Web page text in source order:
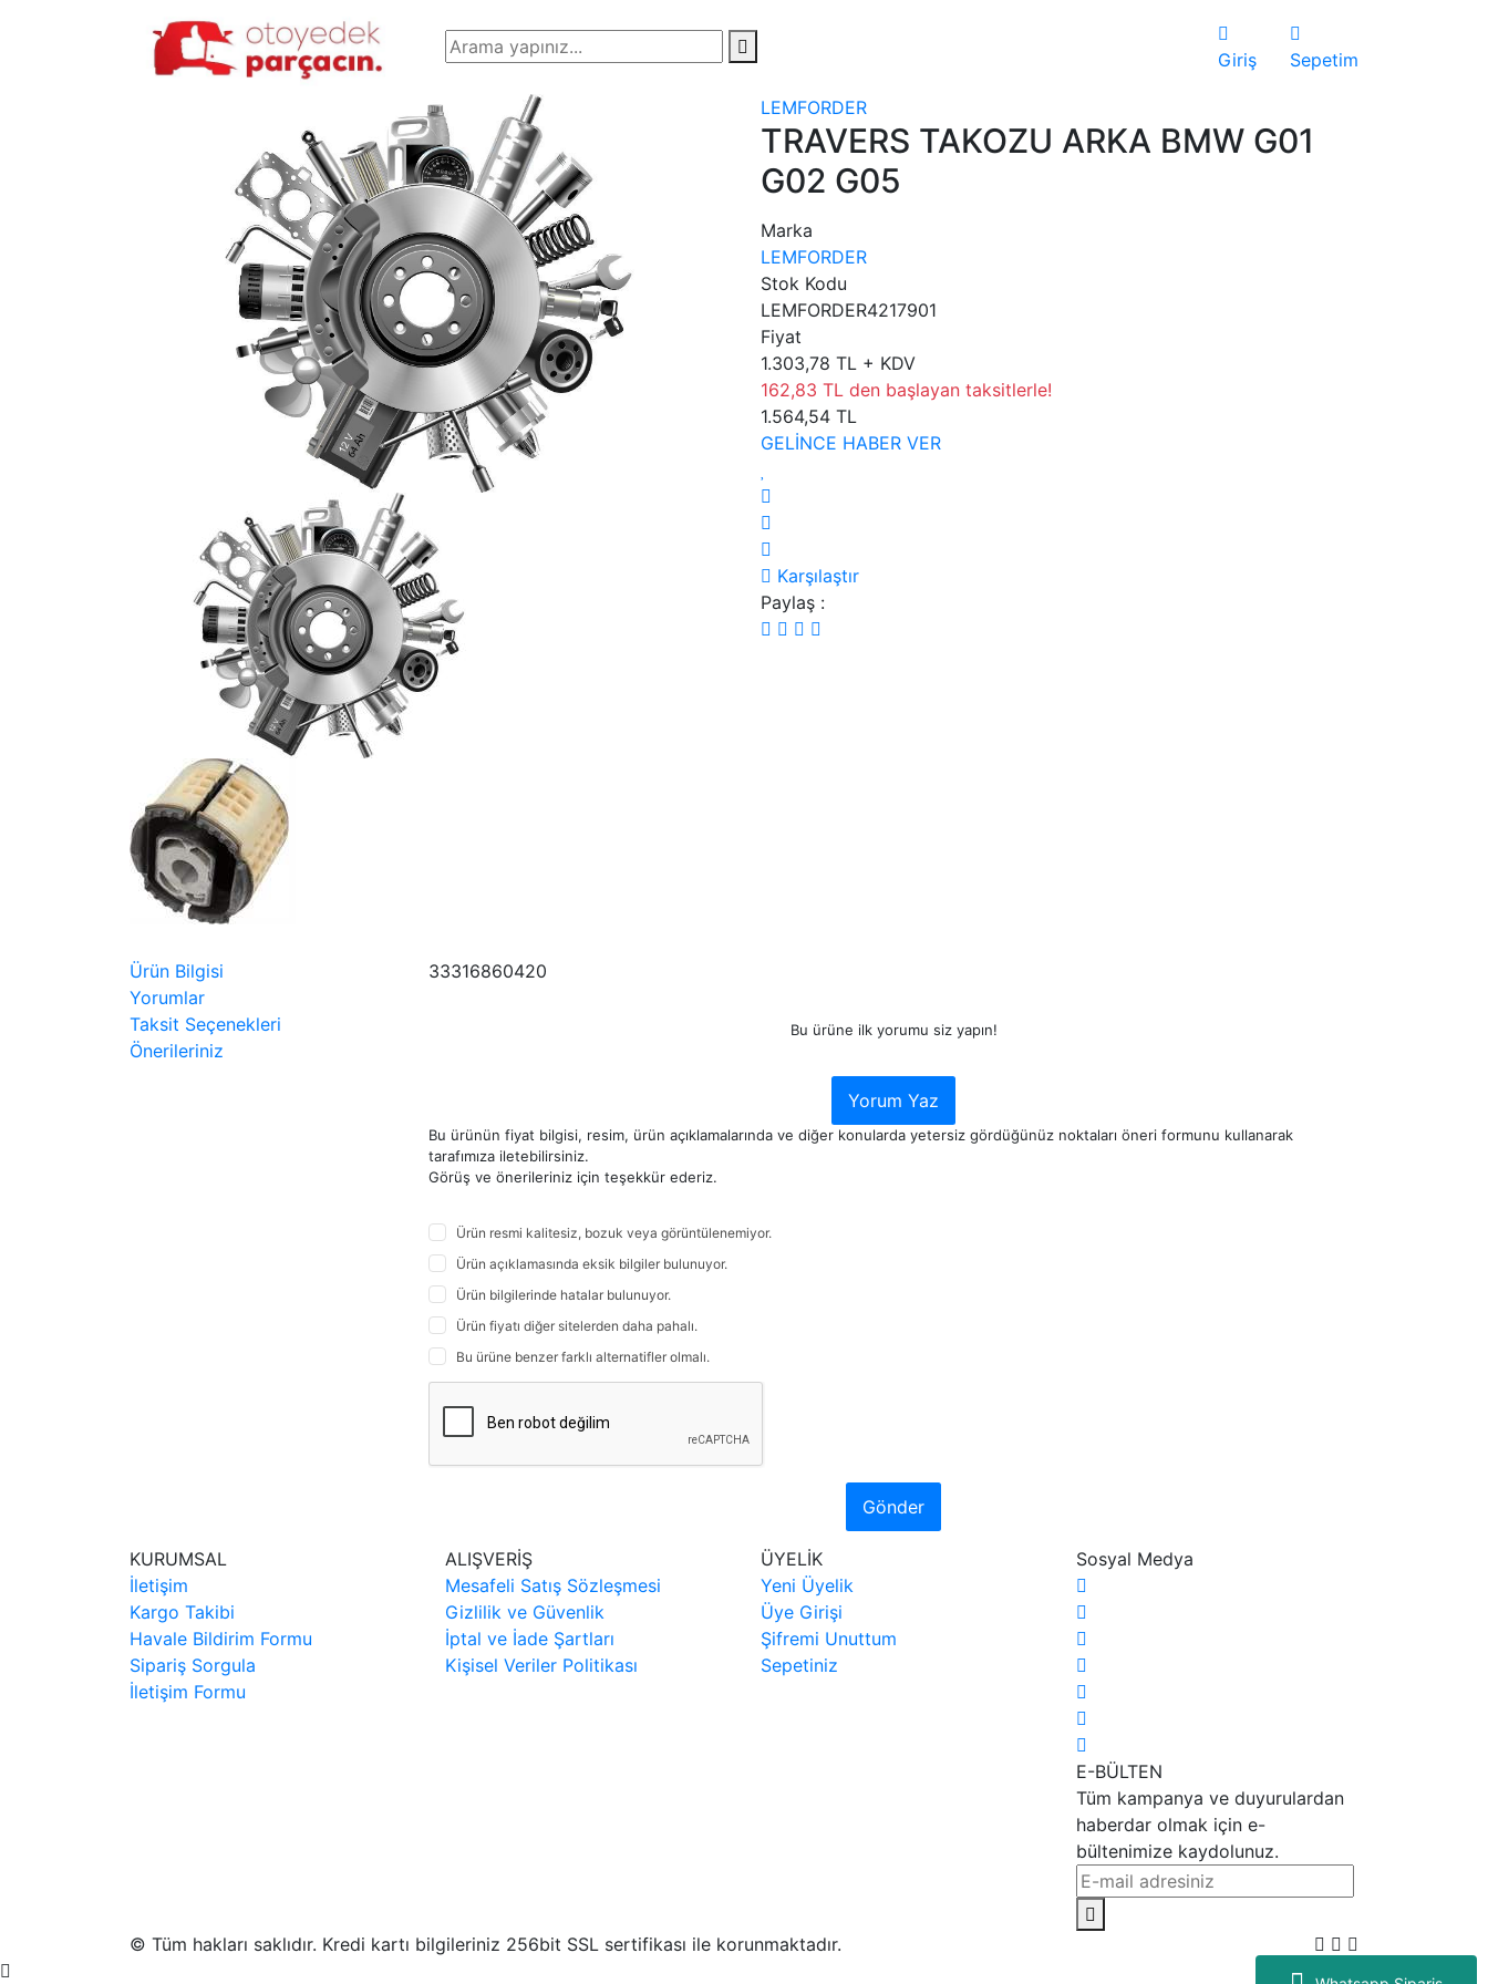
Giriş Sepetim
LEMFORDER
TRAVERS TAKOZU ARKA BMW G01
G02 G05
Marka
LEMFORDER
Stok Kodu
LEMFORDER4217901
Fiyat
1.303,78 TL + KDV
162,83 TL den başlayan taksitlerle!
1.564,54 TL
GELİNCE HABER VER
Karşılaştır
Paylaş :
Ürün Bilgisi
Yorumlar
Taksit Seçenekleri
Önerileriniz
33316860420
Bu ürüne ilk yorumu siz yapın!
Yorum Yaz
Bu ürünün fiyat bilgisi, resim, ürün açıklamalarında ve diğer konularda yetersiz gördüğünüz noktaları öneri formunu kullanarak
tarafımıza iletebilirsiniz.
Görüş ve önerileriniz için teşekkür ederiz.
Ürün resmi kalitesiz, bozuk veya görüntülenemiyor.
Ürün açıklamasında eksik bilgiler bulunuyor.
Ürün bilgilerinde hatalar bulunuyor.
Ürün fiyatı diğer sitelerden daha pahalı.
Bu ürüne benzer farklı alternatifler olmalı.
Gönder
KURUMSAL
İletişim
Kargo Takibi
Havale Bildirim Formu
Sipariş Sorgula
İletişim Formu
ALIŞVERİŞ
Mesafeli Satış Sözleşmesi
Gizlilik ve Güvenlik
İptal ve İade Şartları
Kişisel Veriler Politikası
ÜYELİK
Yeni Üyelik
Üye Girişi
Şifremi Unuttum
Sepetiniz
Sosyal Medya
E-BÜLTEN
Tüm kampanya ve duyurulardan
haberdar olmak için e-
bültenimize kaydolunuz.
© Tüm hakları saklıdır. Kredi kartı bilgileriniz 256bit SSL sertifikası ile korunmaktadır.